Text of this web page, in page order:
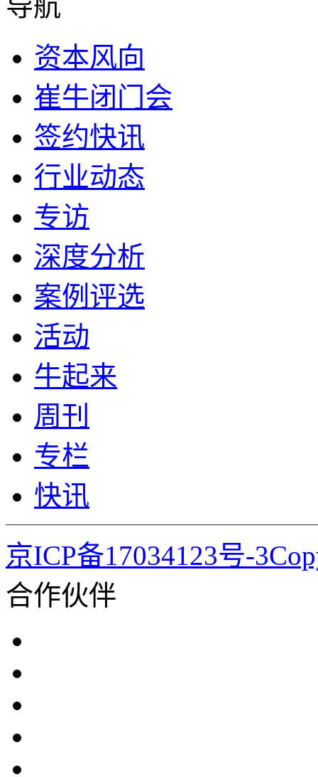
资本风向
崔牛闭门会
签约快讯
行业动态
专访
深度分析
案例评选
活动
牛起来
周刊
专栏
快讯
京ICP备17034123号-
合作伙伴